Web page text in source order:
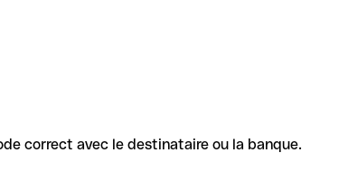
correct avec le destinataire ou la banque.